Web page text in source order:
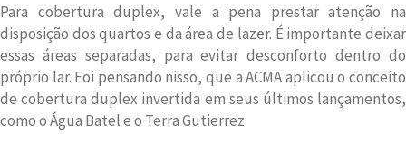
Para cobertura duplex, vale a pena prestar atenção na
disposição dos quartos e da área de lazer. É importante deixar
essas áreas separadas, para evitar desconforto dentro do
próprio lar. Foi pensando nisso, que a ACMA aplicou o conceito
de cobertura duplex invertida em seus últimos lançamentos,
como o Água Batel e o Terra Gutierrez.